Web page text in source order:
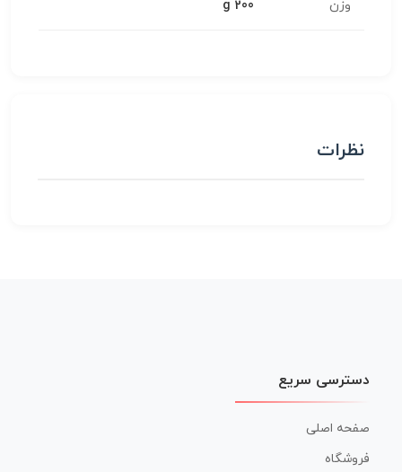
وزن 200 g
نظرات
دسترسی سریع
صفحه اصلی
فروشگاه